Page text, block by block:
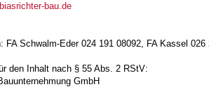
bau.de
FA Schwalm-Eder 024 191 08092, FA Kassel 026
den Inhalt nach § 55 Abs. 2 RStV:
GmbH